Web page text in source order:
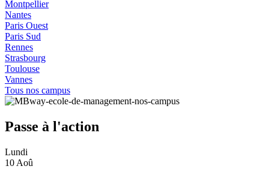
Montpellier
Nantes
Paris Ouest
Paris Sud
Rennes
Strasbourg
Toulouse
Vannes
Tous nos campus
Passe à l'action
Lundi
10 Aoû